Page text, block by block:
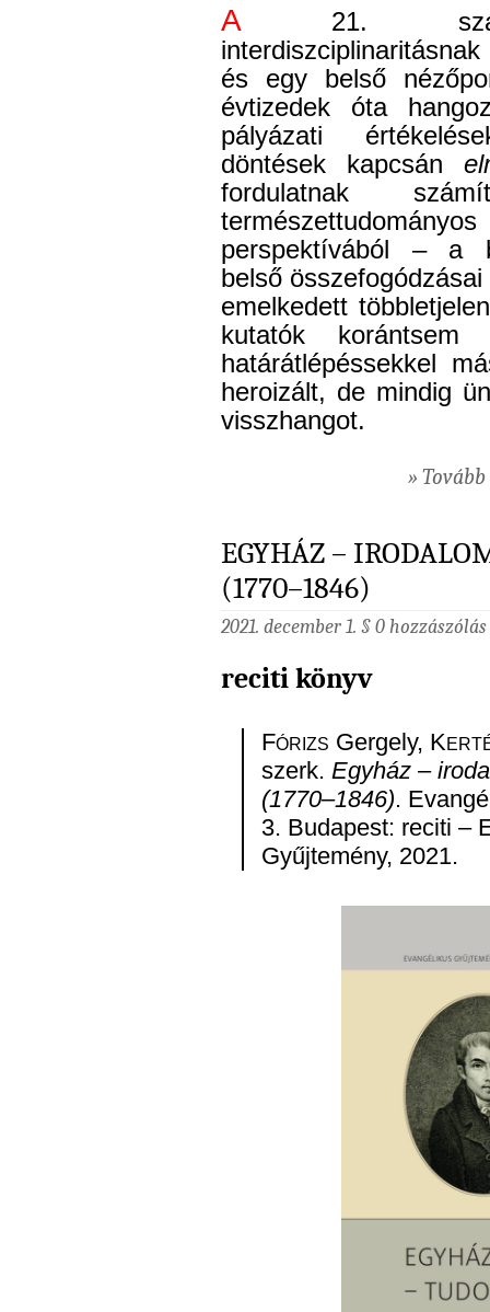
A 21.
és egy belső
évtizedek óta
pályázati
döntések kapcsán
fordulatnak
perspektívából – a
belső
emelkedett
kutatók
határátlépéssekkel
heroizált, de mindig
visszhangot.
»
EGYHÁZ –
(1770–1846)
2021. december 1. § 0 hozzászólás
reciti könyv
Fórizs Gergely,
szerk. Egyház –
(1770–1846).
3. Budapest: reciti –
Gyűjtemény, 2021.